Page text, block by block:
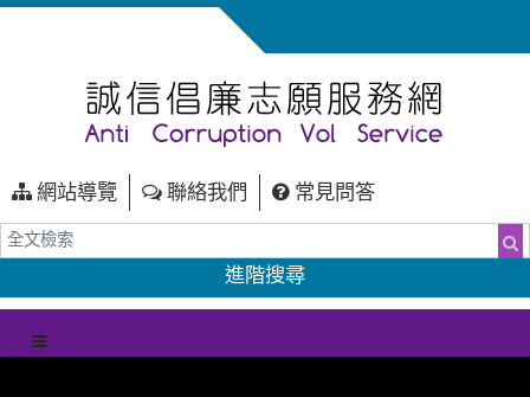
網站導覽 聯絡我們 常見問答
搜
進階搜尋
選單